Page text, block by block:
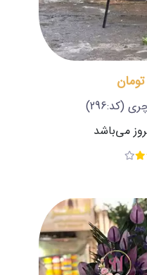
(کد:296)
می‌باشد